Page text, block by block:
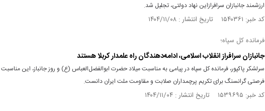
ارزشمند جانبازان سرافرازاین نهاد دولتی، تجلیل شد.
کد خبر: ۱۵۴۰۳۶۱ تاریخ انتشار : ۱۴۰۴/۱۱/۰۸
فرمانده کل سپاه؛
جانبازان سرافراز انقلاب اسلامی، ادامه‌دهندگان راه علمدار کربلا هستند
سرلشکر پاکپور، فرمانده کل سپاه در پیامی به مناسبت میلاد حضرت ابوالفضل‌العباس (ع) و روز جانباز، این مناسبت
فرصتی گرانسنگ برای تکریم پرچمداران صلابت و مقاومت ملت ایران دانست.
کد خبر: ۱۵۳۹۶۹۵ تاریخ انتشار : ۱۴۰۴/۱۱/۰۴